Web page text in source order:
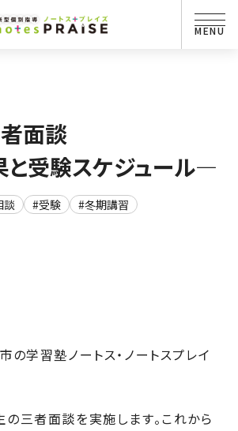
面談
受験スケジュール―
談 #受験 #冬期講習
の学習塾ノートス・ノートスプレイ
三者面談を実施します。これから